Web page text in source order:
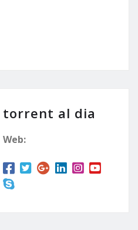
torrent al dia
Web: